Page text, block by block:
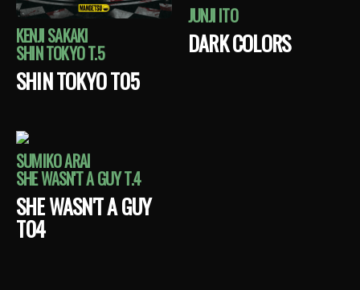
KENJI SAKAKI
SHIN TOKYO T.5
SHIN TOKYO T05
JUNJI ITO
DARK COLORS
SUMIKO ARAI
SHE WASN'T A GUY T.4
SHE WASN'T A GUY
T04